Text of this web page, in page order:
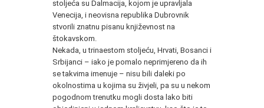
stoljeća su Dalmacija, kojom je upravljala
Vene­cija, i neovisna republika Dubrovnik
stvorili znatnu pisanu knji­ževnost na
štokavskom.
Nekada, u trinaestom stoljeću, Hrvati, Bosanci i
Srbijanci – iako je pomalo neprimjereno da ih
se takvima imenuje – nisu bi­li daleki po
okolnostima u kojima su živjeli, pa su u nekom
pogodnom trenutku mogli dosta lako biti